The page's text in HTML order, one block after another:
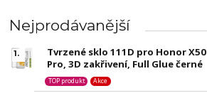
Nejprodávanější
1.
Tvrzené sklo 111D pro Honor X50
Pro, 3D zakřivení, Full Glue černé
TOP produkt Akce